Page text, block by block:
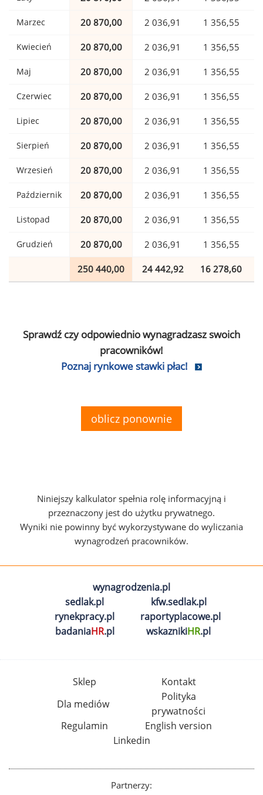
Marzec 20 870,00 2 036,91 1 356,55
Kwiecień 20 870,00 2 036,91 1 356,55
Maj 20 870,00 2 036,91 1 356,55
Czerwiec 20 870,00 2 036,91 1 356,55
Lipiec 20 870,00 2 036,91 1 356,55
Sierpień 20 870,00 2 036,91 1 356,55
Wrzesień 20 870,00 2 036,91 1 356,55
Październik 20 870,00 2 036,91 1 356,55
Listopad 20 870,00 2 036,91 1 356,55
Grudzień 20 870,00 2 036,91 1 356,55
250 440,00 24 442,92 16 278,60
Sprawdź czy odpowiednio wynagradzasz swoich
pracowników!
Poznaj rynkowe stawki płac!
oblicz ponownie
Niniejszy kalkulator spełnia rolę informacyjną i
przeznaczony jest do użytku prywatnego.
Wyniki nie powinny być wykorzystywane do wyliczania
wynagrodzeń pracowników.
wynagrodzenia.pl
sedlak.pl
kfw.sedlak.pl
rynekpracy.pl
raportyplacowe.pl
badaniaHR.pl wskaznikiHR.pl
Sklep
Kontakt
Dla mediów
Polityka
prywatności
Regulamin
English version
Linkedin
Partnerzy: